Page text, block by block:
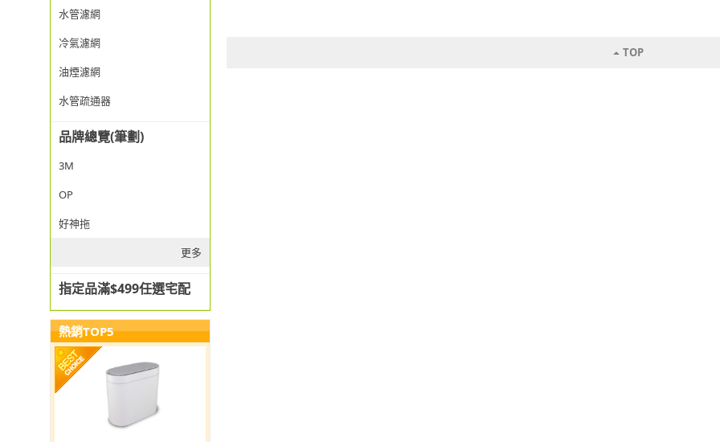
水管濾網
冷氣濾網
油煙濾網
水管疏通器
品牌總覽(筆劃)
3M
OP
好神拖
更多
指定品滿$499任選宅配
熱銷TOP5
TOP